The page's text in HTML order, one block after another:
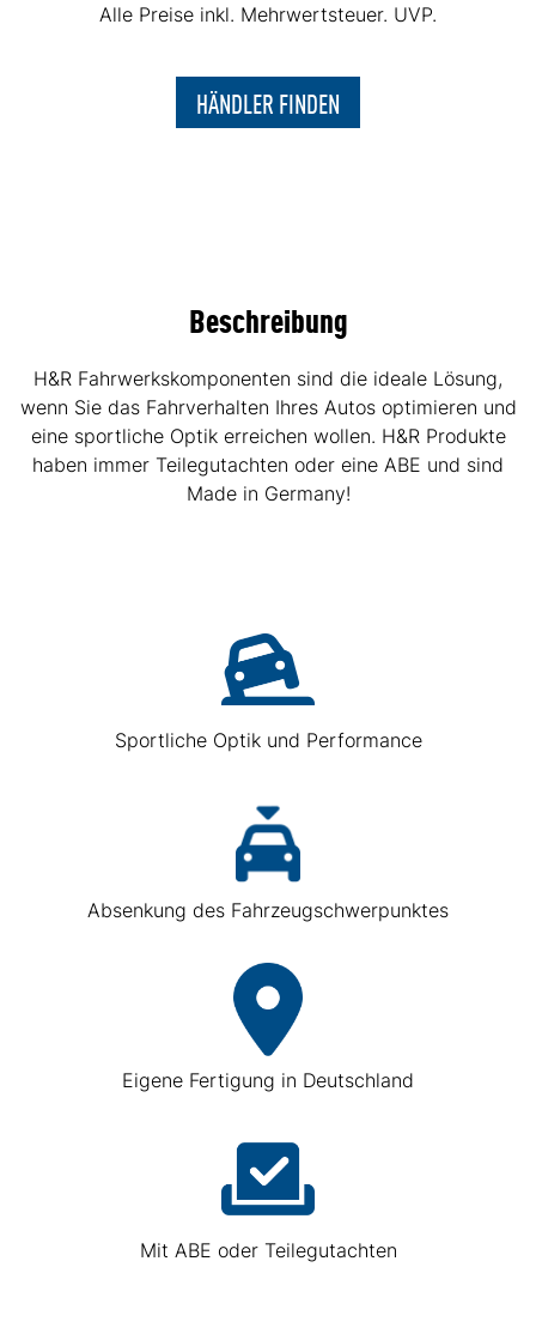
Alle Preise inkl. Mehrwertsteuer. UVP.
HÄNDLER FINDEN
Beschreibung
H&R Fahrwerkskomponenten sind die ideale Lösung,
wenn Sie das Fahrverhalten Ihres Autos optimieren und
eine sportliche Optik erreichen wollen. H&R Produkte
haben immer Teilegutachten oder eine ABE und sind
Made in Germany!
Sportliche Optik und Performance
Absenkung des Fahrzeugschwerpunktes
Eigene Fertigung in Deutschland
Mit ABE oder Teilegutachten